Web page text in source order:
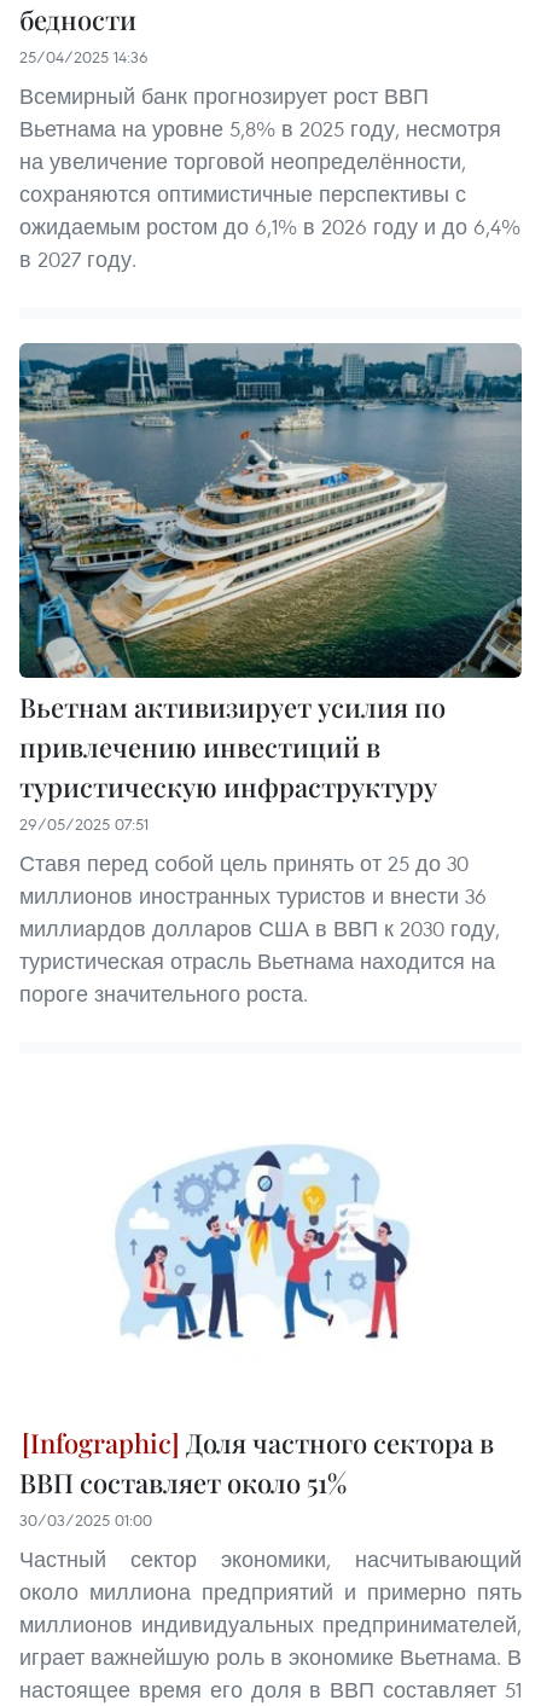
бедности
25/04/2025 14:36
Всемирный банк прогнозирует рост ВВП
Вьетнама на уровне 5,8% в 2025 году, несмотря
на увеличение торговой неопределённости,
сохраняются оптимистичные перспективы с
ожидаемым ростом до 6,1% в 2026 году и до 6,4%
в 2027 году.
Вьетнам активизирует усилия по
привлечению инвестиций в
туристическую инфраструктуру
29/05/2025 07:51
Ставя перед собой цель принять от 25 до 30
миллионов иностранных туристов и внести 36
миллиардов долларов США в ВВП к 2030 году,
туристическая отрасль Вьетнама находится на
пороге значительного роста.
Доля частного сектора в
ВВП составляет около 51%
30/03/2025 01:00
Частный сектор экономики, насчитывающий
около миллиона предприятий и примерно пять
миллионов индивидуальных предпринимателей,
играет важнейшую роль в экономике Вьетнама. В
настоящее время его доля в ВВП составляет 51